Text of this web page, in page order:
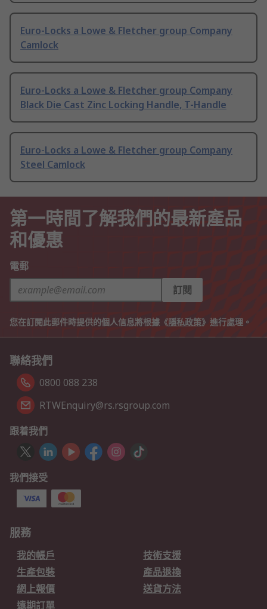
Euro-Locks a Lowe & Fletcher group Company
Camlock
Euro-Locks a Lowe & Fletcher group Company
Black Die Cast Zinc Locking Handle, T-Handle
Euro-Locks a Lowe & Fletcher group Company
Steel Camlock
第一時間了解我們的最新產品
和優惠
電郵
訂閱
您在訂閱此郵件時提供的個人信息將根據《隱私政策》進行處理。
聯絡我們
0800 088 238
RTWEnquiry@rs.rsgroup.com
跟着我們
我們接受
服務
我的帳戶
技術支援
生產包裝
產品退換
網上報價
送貨方法
遠期訂單